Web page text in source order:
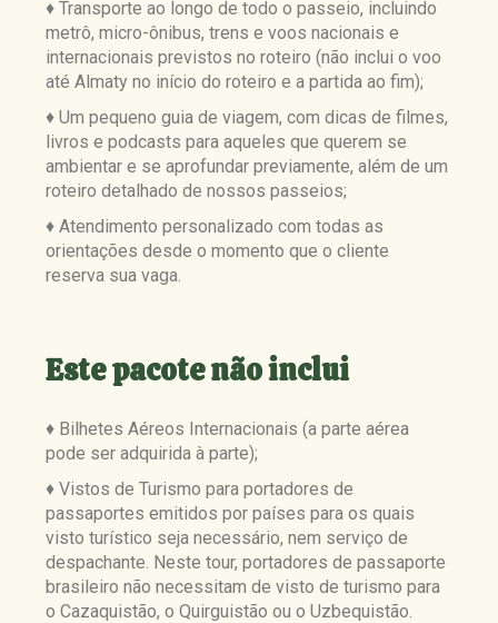
♦ Transporte ao longo de todo o passeio, incluindo
metrô, micro-ônibus, trens e voos nacionais e
internacionais previstos no roteiro (não inclui o voo
até Almaty no início do roteiro e a partida ao fim);
♦ Um pequeno guia de viagem, com dicas de filmes,
livros e podcasts para aqueles que querem se
ambientar e se aprofundar previamente, além de um
roteiro detalhado de nossos passeios;
♦ Atendimento personalizado com todas as
orientações desde o momento que o cliente
reserva sua vaga.
Este pacote não inclui
♦ Bilhetes Aéreos Internacionais (a parte aérea
pode ser adquirida à parte);
♦ Vistos de Turismo para portadores de
passaportes emitidos por países para os quais
visto turístico seja necessário, nem serviço de
despachante. Neste tour, portadores de passaporte
brasileiro não necessitam de visto de turismo para
o Cazaquistão, o Quirguistão ou o Uzbequistão.